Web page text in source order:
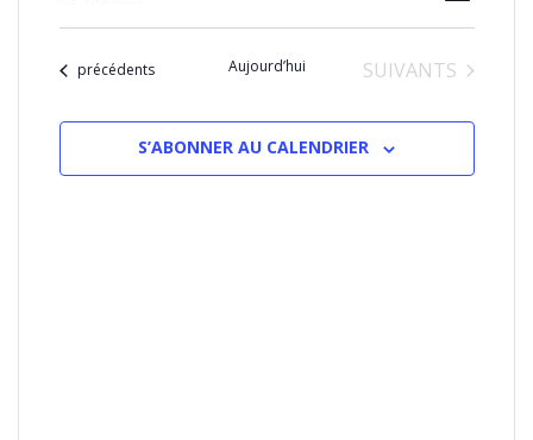
PAR
de
vues
dateÉvènements
précédents Aujourd’hui ÉVÈNEMENTS
SUIVANTS
S’ABONNER AU CALENDRIER